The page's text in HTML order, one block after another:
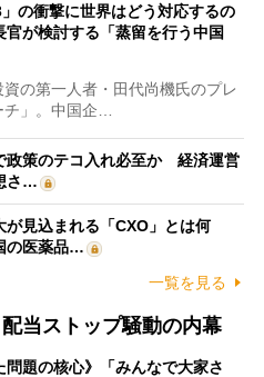
の衝撃に世界はどう対応するの
が検討する「蒸留を行う中国
の第一人者・田代尚機氏のプレ
」。中国企…
政策のテコ入れ必至か 経済運営
さ…
見込まれる「CXO」とは何
の医薬品…
一覧を見る
当ストップ騒動の内幕
問題の核心》「みんなで大家さ